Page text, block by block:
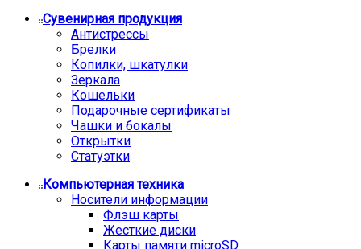
Сувенирная продукция
Антистрессы
Брелки
Копилки, шкатулки
Зеркала
Кошельки
Подарочные сертификаты
Чашки и бокалы
Открытки
Статуэтки
Компьютерная техника
Носители информации
Флэш карты
Жесткие диски
Карты памяти microSD